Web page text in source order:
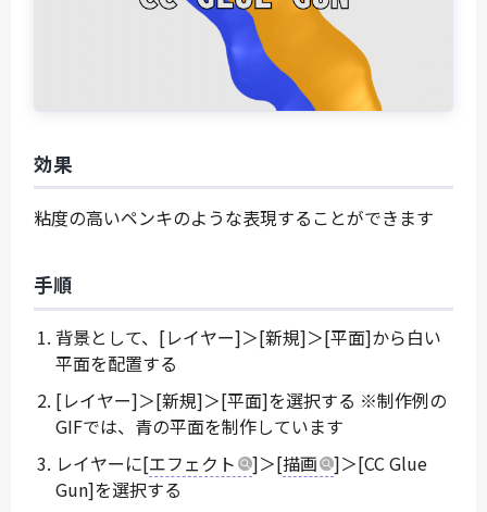
効果
粘度の高いペンキのような表現することができます
手順
背景として、[レイヤー]＞[新規]＞[平面]から白い
平面を配置する
[レイヤー]＞[新規]＞[平面]を選択する ※制作例の
GIFでは、青の平面を制作しています
レイヤーに[エフェクト ]＞[描画
]＞[CC Glue
Gun]を選択する